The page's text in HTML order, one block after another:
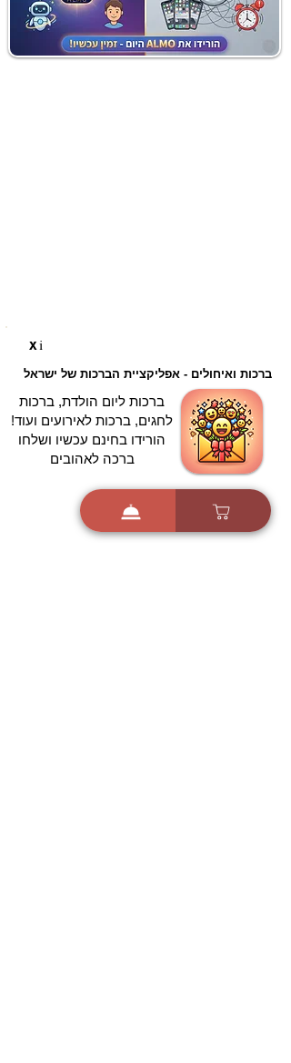
Xi
ברכות ואיחולים - אפליקציית הברכות של ישראל
ברכות ליום הולדת, ברכות
לחגים, ברכות לאירועים ועוד!
הורידו בחינם עכשיו ושלחו
ברכה לאהובים
הורדה